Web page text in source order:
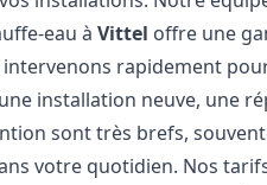
eau àVittel offre une
rapidement
installation neuve, une
sont très brefs,
votre quotidien. Nos